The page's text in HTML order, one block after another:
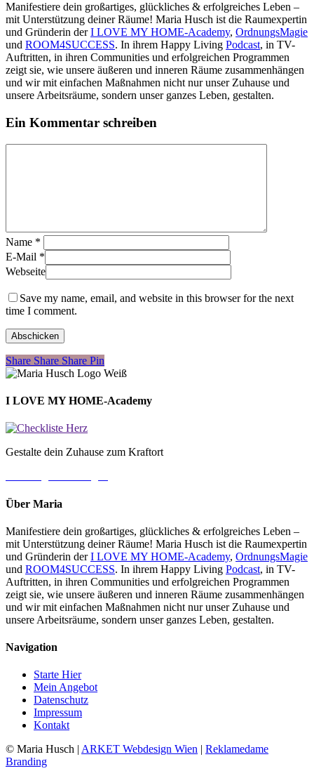
Manifestiere dein großartiges, glückliches & erfolgreiches Leben –
mit Unterstützung deiner Räume! Maria Husch ist die Raumexpertin
und Gründerin derI LOVE MY HOME-Academy, OrdnungsMagie
und ROOM4SUCCESS. In ihrem Happy Living Podcast, in TV-
Auftritten, in ihren Communities und erfolgreichen Programmen
zeigt sie, wie unsere äußeren und inneren Räume zusammenhängen
und wir mit einfachen Maßnahmen nicht nur unser Zuhause und
unsere Arbeitsräume, sondern unser ganzes Leben, gestalten.
Ein Kommentar schreiben
Name *
E-Mail *
Webseite
Save my name, email, and website in this browser for the next
time I comment.
Share
Share Share Share Pin
I LOVE MY HOME-Academy
Gestalte dein Zuhause zum Kraftort
Über Maria
Manifestiere dein großartiges, glückliches & erfolgreiches Leben –
mit Unterstützung deiner Räume! Maria Husch ist die Raumexpertin
und Gründerin derI LOVE MY HOME-Academy, OrdnungsMagie
und ROOM4SUCCESS. In ihrem Happy Living Podcast, in TV-
Auftritten, in ihren Communities und erfolgreichen Programmen
zeigt sie, wie unsere äußeren und inneren Räume zusammenhängen
und wir mit einfachen Maßnahmen nicht nur unser Zuhause und
unsere Arbeitsräume, sondern unser ganzes Leben, gestalten.
Navigation
Starte Hier
Mein Angebot
Datenschutz
Impressum
Kontakt
© Maria Husch | ARKET Webdesign Wien | Reklamedame
Branding